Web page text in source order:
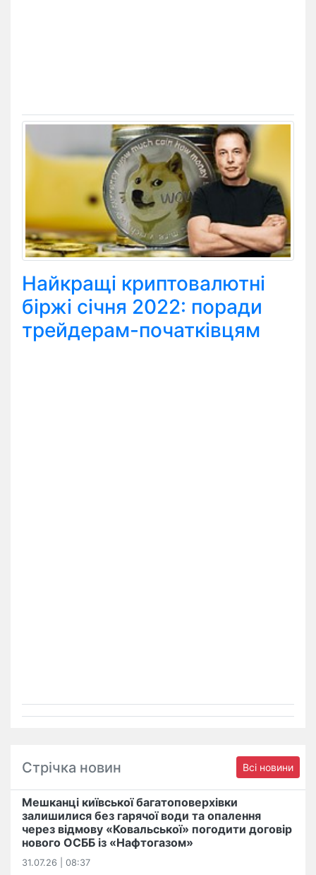
Найкращі криптовалютні
біржі січня 2022: поради
трейдерам-початківцям
Стрічка новин Всі новини
Мешканці київської багатоповерхівки
залишилися без гарячої води та опалення
через відмову «Ковальської» погодити договір
нового ОСББ із «Нафтогазом»
31.07.26 | 08:37